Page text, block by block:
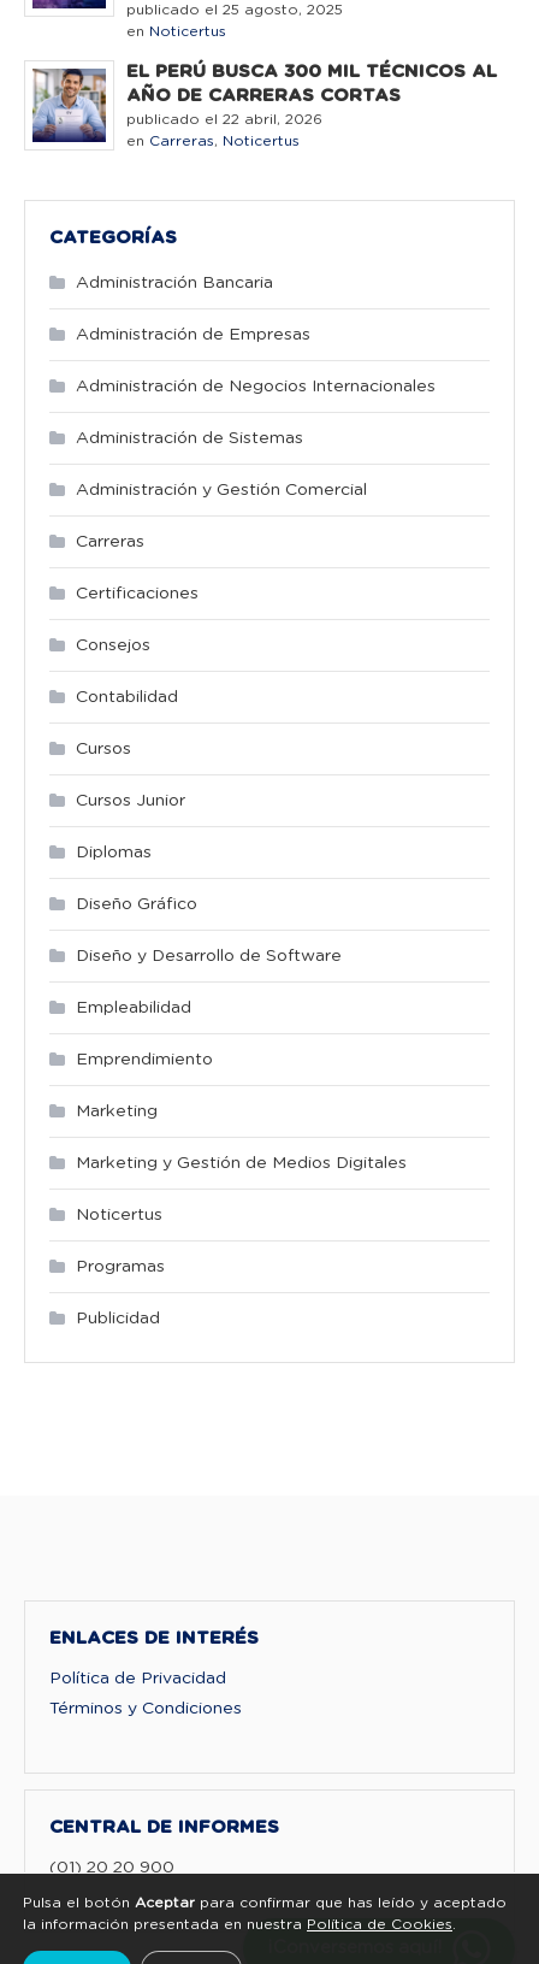
publicado el 25 agosto, 2025
en Noticertus
EL PERÚ BUSCA 300 MIL TÉCNICOS AL
AÑO DE CARRERAS CORTAS
publicado el 22 abril, 2026
en Carreras, Noticertus
CATEGORÍAS
Administración Bancaria
Administración de Empresas
Administración de Negocios Internacionales
Administración de Sistemas
Administración y Gestión Comercial
Carreras
Certificaciones
Consejos
Contabilidad
Cursos
Cursos Junior
Diplomas
Diseño Gráfico
Diseño y Desarrollo de Software
Empleabilidad
Emprendimiento
Marketing
Marketing y Gestión de Medios Digitales
Noticertus
Programas
Publicidad
ENLACES DE INTERÉS
Política de Privacidad
Términos y Condiciones
CENTRAL DE INFORMES
(01) 20 20 900
Pulsa el botón Aceptar para confirmar que has leído y aceptado
la información presentada en nuestra Política de Cookies